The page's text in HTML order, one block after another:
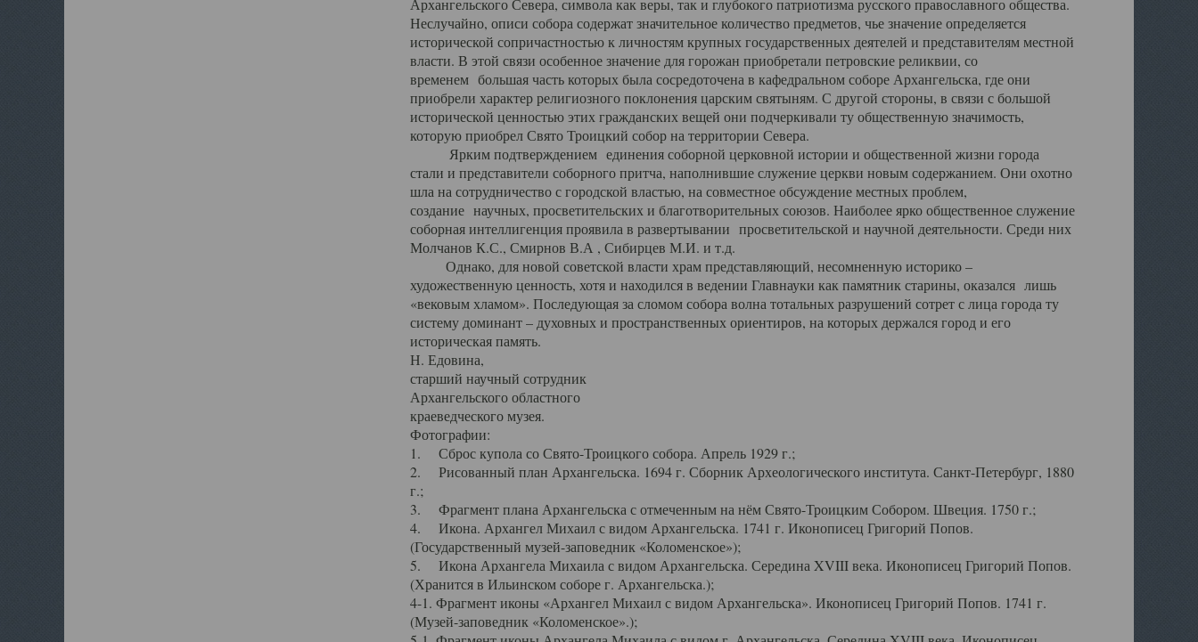
Архангельского Севера, символа как веры, так и глубокого патриотизма русского православного общества.
Неслучайно, описи собора содержат значительное количество предметов, чье значение определяется
исторической сопричастностью к личностям крупных государственных деятелей и представителям местной
власти. В этой связи особенное значение для горожан приобретали петровские реликвии, со
временем большая часть которых была сосредоточена в кафедральном соборе Архангельска, где они
приобрели характер религиозного поклонения царским святыням. С другой стороны, в связи с большой
исторической ценностью этих гражданских вещей они подчеркивали ту общественную значимость,
которую приобрел Свято Троицкий собор на территории Севера.
Ярким подтверждением единения соборной церковной истории и общественной жизни города
стали и представители соборного притча, наполнившие служение церкви новым содержанием. Они охотно
шла на сотрудничество с городской властью, на совместное обсуждение местных проблем,
создание научных, просветительских и благотворительных союзов. Наиболее ярко общественное служение
соборная интеллигенция проявила в развертывании просветительской и научной деятельности. Среди них
Молчанов К.С., Смирнов В.А , Сибирцев М.И. и т.д.
Однако, для новой советской власти храм представляющий, несомненную историко –
художественную ценность, хотя и находился в ведении Главнауки как памятник старины, оказался лишь
«вековым хламом». Последующая за сломом собора волна тотальных разрушений сотрет с лица города ту
систему доминант – духовных и пространственных ориентиров, на которых держался город и его
историческая память.
Н. Едовина,
старший научный сотрудник
Архангельского областного
краеведческого музея.
Фотографии:
1. Сброс купола со Свято-Троицкого собора. Апрель 1929 г.;
2. Рисованный план Архангельска. 1694 г. Сборник Археологического института. Санкт-Петербург, 1880
г.;
3. Фрагмент плана Архангельска с отмеченным на нём Свято-Троицким Собором. Швеция. 1750 г.;
4. Икона. Архангел Михаил с видом Архангельска. 1741 г. Иконописец Григорий Попов.
(Государственный музей-заповедник «Коломенское»);
5. Икона Архангела Михаила с видом Архангельска. Середина XVIII века. Иконописец Григорий Попов.
(Хранится в Ильинском соборе г. Архангельска.);
4-1. Фрагмент иконы «Архангел Михаил с видом Архангельска». Иконописец Григорий Попов. 1741 г.
(Музей-заповедник «Коломенское».);